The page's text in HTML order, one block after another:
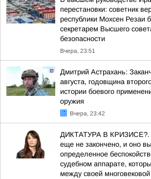
перестановки: советник
республики Мохсен Резаи
секретарем Высшего
безопасности
Вчера, 23:51
Дмитрий Астрахань:
августа, годовщина
истории боевого
оружия
Вчера, 23:42
ДИКТАТУРА В КРИЗИСЕ?.
еще не закончено, и оно
определенное
судебном аппарате,
между своей